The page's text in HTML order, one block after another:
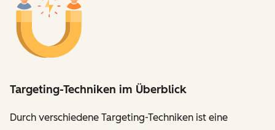
Targeting-Techniken im Überblick
Durch verschiedene Targeting-Techniken ist eine